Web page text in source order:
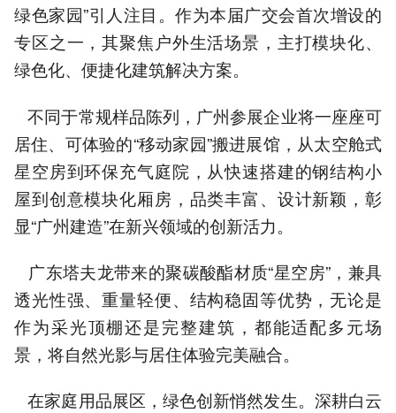
绿色家园”引人注目。作为本届广交会首次增设的
专区之一，其聚焦户外生活场景，主打模块化、
绿色化、便捷化建筑解决方案。
不同于常规样品陈列，广州参展企业将一座座可
居住、可体验的“移动家园”搬进展馆，从太空舱式
星空房到环保充气庭院，从快速搭建的钢结构小
屋到创意模块化厢房，品类丰富、设计新颖，彰
显“广州建造”在新兴领域的创新活力。
广东塔夫龙带来的聚碳酸酯材质“星空房”，兼具
透光性强、重量轻便、结构稳固等优势，无论是
作为采光顶棚还是完整建筑，都能适配多元场
景，将自然光影与居住体验完美融合。
在家庭用品展区，绿色创新悄然发生。深耕白云